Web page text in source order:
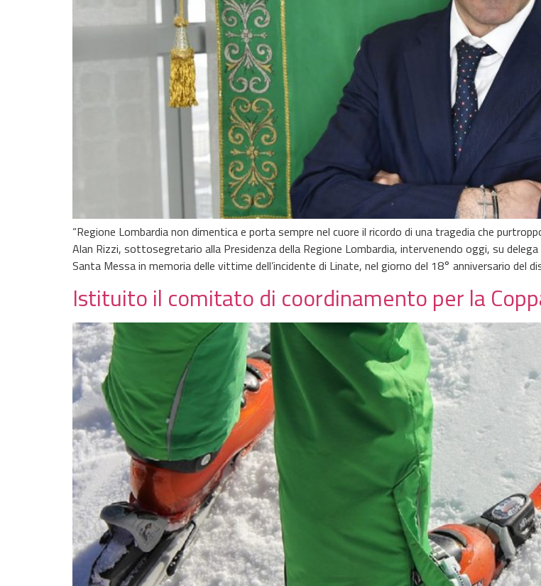
“Regione Lombardia non dimentica e porta sempre nel cuore il ricordo di una tragedia che
Alan Rizzi, sottosegretario alla Presidenza della Regione Lombardia, intervenendo oggi, su
Santa Messa in memoria delle vittime dell’incidente di Linate, nel giorno del 18° anniversario del
Istituito il comitato di coordinamento per la